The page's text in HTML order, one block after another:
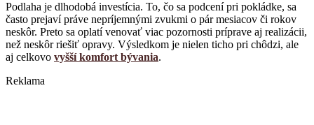
Podlaha je dlhodobá investícia. To, čo sa podcení pri pokládke, sa
často prejaví práve nepríjemnými zvukmi o pár mesiacov či rokov
neskôr. Preto sa oplatí venovať viac pozornosti príprave aj realizácii,
než neskôr riešiť opravy. Výsledkom je nielen ticho pri chôdzi, ale
aj celkovo vyšší komfort bývania.
Reklama